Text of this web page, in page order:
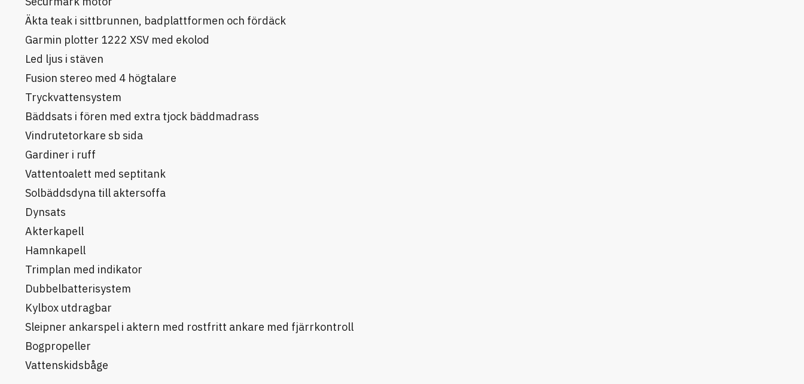
Äkta teak i sittbrunnen, badplattformen och fördäck
Garmin plotter 1222 XSV med ekolod
Led ljus i stäven
Fusion stereo med 4 högtalare
Tryckvattensystem
Bäddsats i fören med extra tjock bäddmadrass
Vindrutetorkare sb sida
Gardiner i ruff
Vattentoalett med septitank
Solbäddsdyna till aktersoffa
Dynsats
Akterkapell
Hamnkapell
Trimplan med indikator
Dubbelbatterisystem
Kylbox utdragbar
Sleipner ankarspel i aktern med rostfritt ankare med fjärrkontroll
Bogpropeller
Vattenskidsbåge